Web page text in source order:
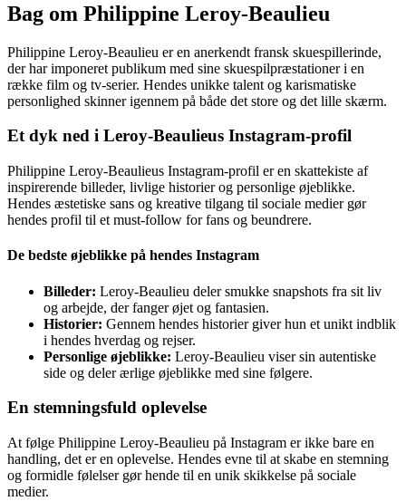
Bag om Philippine Leroy-Beaulieu
Philippine Leroy-Beaulieu er en anerkendt fransk skuespillerinde,
der har imponeret publikum med sine skuespilpræstationer i en
række film og tv-serier. Hendes unikke talent og karismatiske
personlighed skinner igennem på både det store og det lille skærm.
Et dyk ned i Leroy-Beaulieus Instagram-profil
Philippine Leroy-Beaulieus Instagram-profil er en skattekiste af
inspirerende billeder, livlige historier og personlige øjeblikke.
Hendes æstetiske sans og kreative tilgang til sociale medier gør
hendes profil til et must-follow for fans og beundrere.
De bedste øjeblikke på hendes Instagram
Billeder: Leroy-Beaulieu deler smukke snapshots fra sit liv
og arbejde, der fanger øjet og fantasien.
Historier: Gennem hendes historier giver hun et unikt indblik
i hendes hverdag og rejser.
Personlige øjeblikke: Leroy-Beaulieu viser sin autentiske
side og deler ærlige øjeblikke med sine følgere.
En stemningsfuld oplevelse
At følge Philippine Leroy-Beaulieu på Instagram er ikke bare en
handling, det er en oplevelse. Hendes evne til at skabe en stemning
og formidle følelser gør hende til en unik skikkelse på sociale
medier.